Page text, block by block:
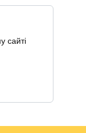
сайті